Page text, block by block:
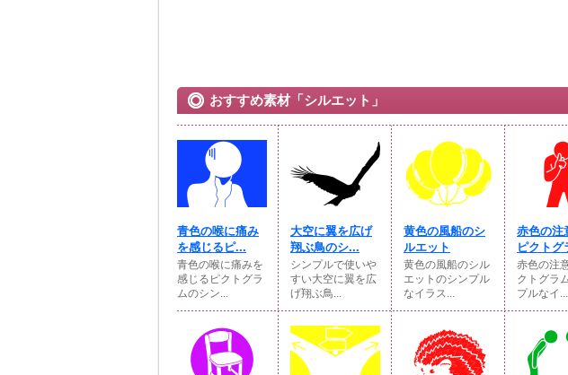
おすすめ素材「シルエット」
青色の喉に痛み
を感じるピ...
青色の喉に痛みを
感じるピクトグラ
ムのシン...
大空に翼を広げ
翔ぶ鳥のシ...
シンプルで使いや
すい大空に翼を広
げ翔ぶ鳥...
黄色の風船のシ
ルエット
黄色の風船のシル
エットのシンプル
なイラス...
赤色の注
ピクトグ
赤色の注
クトグラ
プルなイ...